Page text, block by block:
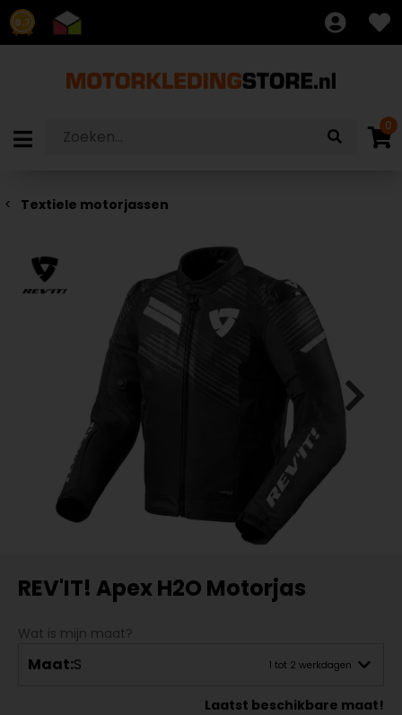
8.7
0
Textiele motorjassen
REV'IT! Apex H2O Motorjas
Wat is mijn maat?
Maat:S 1 tot 2 werkdagen
Laatst beschikbare maat!